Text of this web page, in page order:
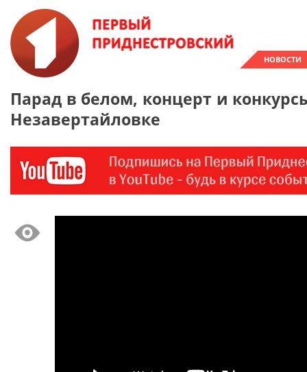
НОВОСТИ
Парад в белом, концерт и
Незавертайловке